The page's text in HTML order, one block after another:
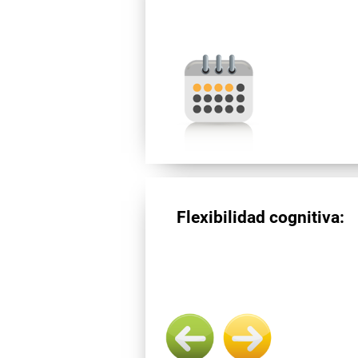
Flexibilidad cognitiva: